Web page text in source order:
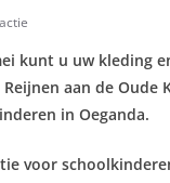
kunt u uw kleding
aan de Oude
in Oeganda.
voor